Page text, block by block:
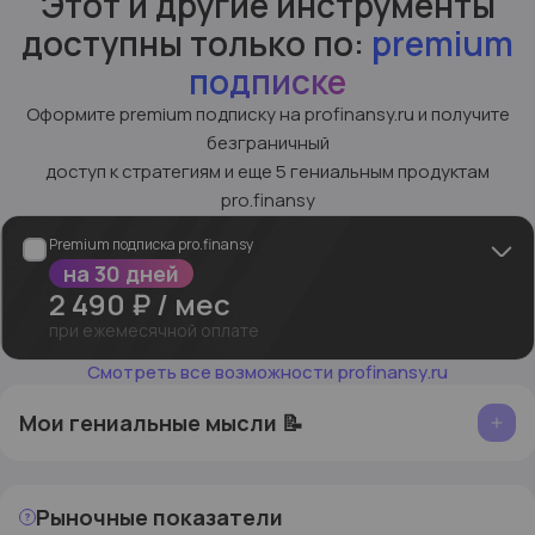
доступны только по: premium
подписке
Оформите premium подписку на profinansy.ru и получите
безграничный
доступ к стратегиям и еще 5 гениальным продуктам
pro.finansy
Premium подписка pro.finansy
на 30 дней
2 490 ₽ / мес
при ежемесячной оплате
Готовые подборкиЛучших инструментов для
Интерактивная статистика и аналитика
брокерским счетами инвестиционным портфелям
Полный анализ фондового рынка
Смотреть все возможности profinansy.ru
Мои гениальные мысли 📝
Рыночные показатели